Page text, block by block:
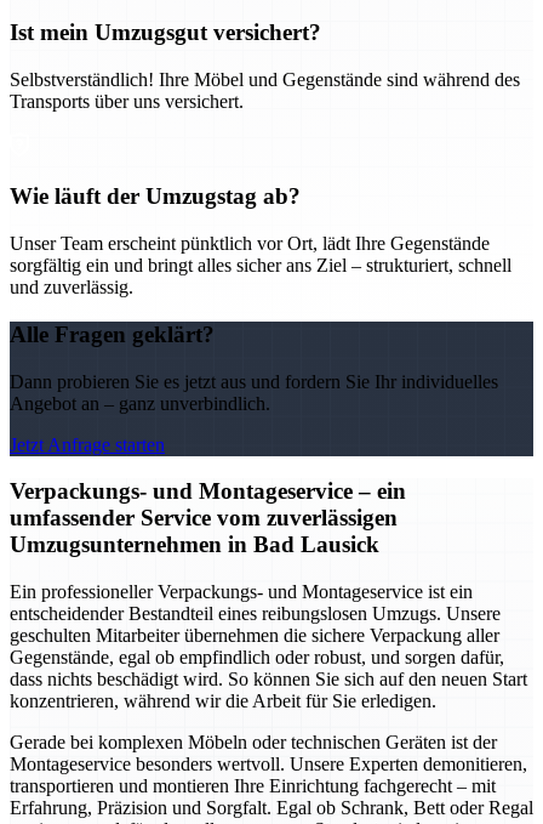
Ist mein Umzugsgut versichert?
Selbstverständlich! Ihre Möbel und Gegenstände sind während des
Transports über uns versichert.
Wie läuft der Umzugstag ab?
Unser Team erscheint pünktlich vor Ort, lädt Ihre Gegenstände
sorgfältig ein und bringt alles sicher ans Ziel – strukturiert, schnell
und zuverlässig.
Alle Fragen geklärt?
Dann probieren Sie es jetzt aus und fordern Sie Ihr individuelles
Angebot an – ganz unverbindlich.
Jetzt Anfrage starten
Verpackungs- und Montageservice – ein
umfassender Service vom zuverlässigen
Umzugsunternehmen in Bad Lausick
Ein professioneller Verpackungs- und Montageservice ist ein
entscheidender Bestandteil eines reibungslosen Umzugs. Unsere
geschulten Mitarbeiter übernehmen die sichere Verpackung aller
Gegenstände, egal ob empfindlich oder robust, und sorgen dafür,
dass nichts beschädigt wird. So können Sie sich auf den neuen Start
konzentrieren, während wir die Arbeit für Sie erledigen.
Gerade bei komplexen Möbeln oder technischen Geräten ist der
Montageservice besonders wertvoll. Unsere Experten demonitieren,
transportieren und montieren Ihre Einrichtung fachgerecht – mit
Erfahrung, Präzision und Sorgfalt. Egal ob Schrank, Bett oder Regal